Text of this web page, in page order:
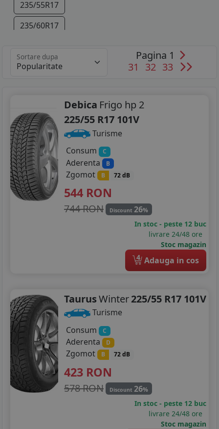
235/55R17
235/60R17
235/50R18
255/45R18
235/45R19
235/50R19
255/40R19
275/35R21
Sortare dupa
Pagina 1
31
32 33
Debica Frigo hp 2
225/55 R17 101V
Turisme
Consum
C
Aderenta B
Zgomot B 72 dB
544 RON
744 RON Discount 26%
In stoc - peste 12 buc
livrare 24/48 ore
Stoc magazin
4 Adauga in cos
TaurusWinter225/55 R17 101V
Turisme
Consum
C
Aderenta D
Zgomot B 72 dB
423 RON
578 RON Discount 26%
In stoc - peste 12 buc
livrare 24/48 ore
Stoc magazin